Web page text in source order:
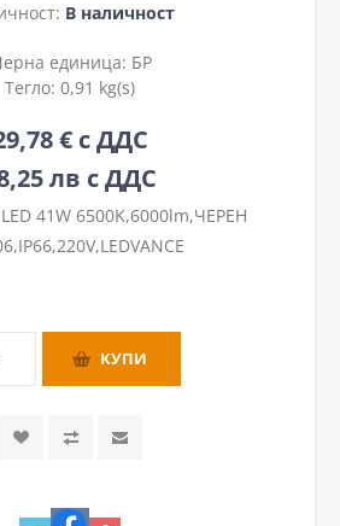
В наличност
единица: БР
Тегло: 0,91 kg(s)
€ с ДДС
лв с ДДС
41W 6500K,6000lm,ЧЕРЕН